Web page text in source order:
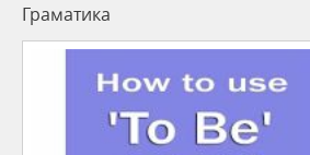
Граматика